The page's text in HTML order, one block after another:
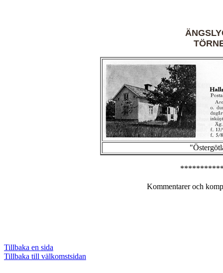
Kommentarer och
Tillbaka en sida
Tillbaka till välkomstsidan